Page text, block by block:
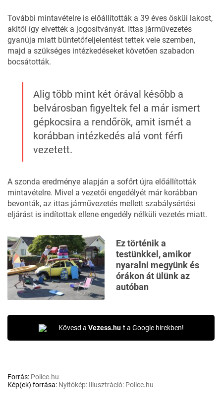
További mintavételre is előállították a 39 éves ösküi lakost,
akitől így elvették a jogosítványát. Ittas járművezetés
gyanúja miatt büntetőfeljelentést tettek vele szemben,
majd a szükséges intézkedéseket követően szabadon
bocsátották.
Alig több mint két órával később a
belvárosban figyeltek fel a már ismert
gépkocsira a rendőrök, amit ismét a
korábban intézkedés alá vont férfi
vezetett.
A szonda eredménye alapján a sofőrt újra előállították
mintavételre. Mivel a vezetői engedélyét már korábban
bevonták, az ittas járművezetés mellett szabálysértési
eljárást is indítottak ellene engedély nélküli vezetés miatt.
Ez történik a
testünkkel, amikor
nyaralni megyünk és
órákon át ülünk az
autóban
Kövesd a Vezess.hu-t a Google hírekben!
Forrás: Police.hu
Kép(ek) forrása: Nyitókép: Illusztráció: Police.hu